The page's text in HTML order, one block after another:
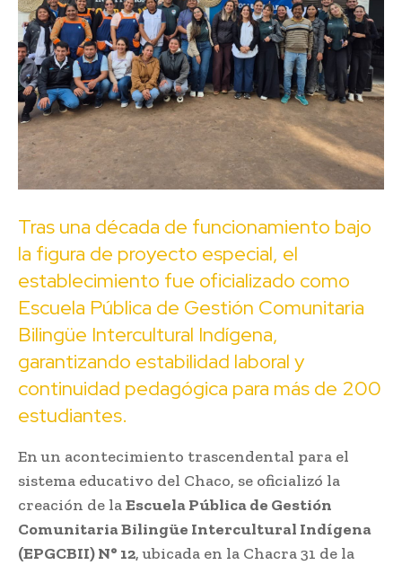
Tras una década de funcionamiento bajo
la figura de proyecto especial, el
establecimiento fue oficializado como
Escuela Pública de Gestión Comunitaria
Bilingüe Intercultural Indígena,
garantizando estabilidad laboral y
continuidad pedagógica para más de 200
estudiantes.
En un acontecimiento trascendental para el
sistema educativo del Chaco, se oficializó la
creación de laEscuela Pública de Gestión
Comunitaria Bilingüe Intercultural Indígena
(EPGCBII) N° 12, ubicada en la Chacra 31 de la